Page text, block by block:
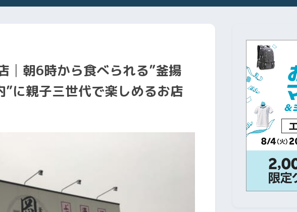
│朝6時から食べられる”釜揚
に親子三世代で楽しめるお店